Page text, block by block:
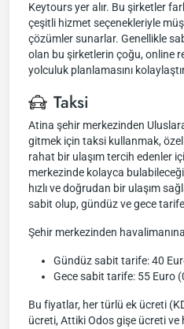
Keytours yer alır. Bu şirketler
çeşitli hizmet seçenekleriyle
çözümler sunarlar. Genellikle
olan bu şirketlerin çoğu, online
yolculuk planlamasını
Taksi
Atina şehir merkezinden
gitmek için taksi kullanmak,
rahat bir ulaşım tercih edenler
merkezinde kolayca
hızlı ve doğrudan bir ulaşım
sabit olup, gündüz ve gece
Şehir merkezinden
Gündüz sabit tarife: 40
Gece sabit tarife: 55 Euro
Bu fiyatlar, her türlü ek ücreti
ücreti, Attiki Odos gişe ücreti ve